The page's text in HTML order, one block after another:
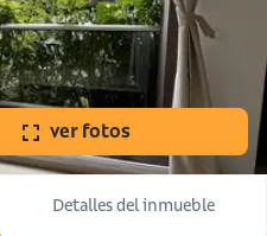
ver fotos
Detalles del inmueble